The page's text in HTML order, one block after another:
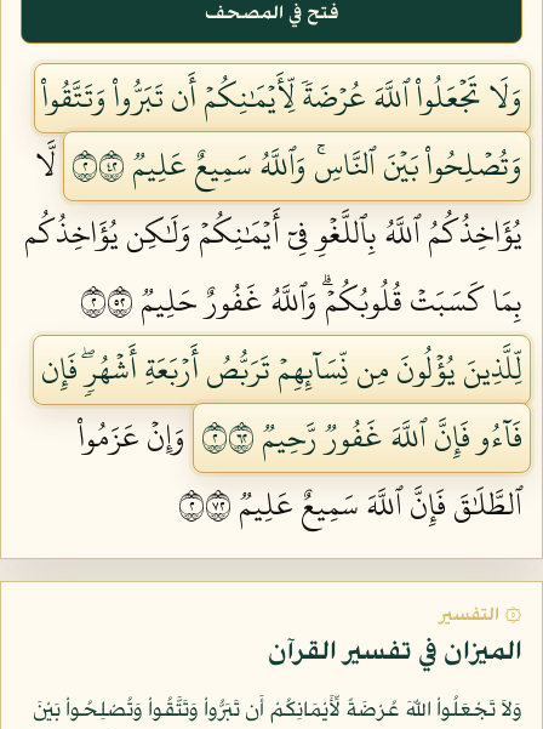
فتح في المصحف
وَلَا تَجۡعَلُواْ ٱللَّهَ عُرۡضَةٗ لِّأَيۡمَٰنِكُمۡ أَن تَبَرُّواْ وَتَتَّقُواْ
وَتُصۡلِحُواْ بَيۡنَ ٱلنَّاسِۚ وَٱللَّهُ سَمِيعٌ عَلِيمٞ ٢٢٤
لَّا
يُؤَاخِذُكُمُ ٱللَّهُ بِٱللَّغۡوِ فِيٓ أَيۡمَٰنِكُمۡ وَلَٰكِن يُؤَاخِذُكُم
بِمَا كَسَبَتۡ قُلُوبُكُمۡۗ وَٱللَّهُ غَفُورٌ حَلِيمٞ ٢٢٥
لِّلَّذِينَ يُؤۡلُونَ مِن نِّسَآئِهِمۡ تَرَبُّصُ أَرۡبَعَةِ أَشۡهُرٖۖ فَإِن
فَآءُو فَإِنَّ ٱللَّهَ غَفُورٞ رَّحِيمٞ ٢٢٦
وَإِنۡ عَزَمُواْ
ٱلطَّلَٰقَ فَإِنَّ ٱللَّهَ سَمِيعٌ عَلِيمٞ ٢٢٧
۞ التفسير
الميزان في تفسير القرآن
وَلاَ تَجْعَلُواْ اللّهَ عُرْضَةً لِّأَيْمَانِكُمْ أَن تَبَرُّواْ وَتَتَّقُواْ وَتُصْلِحُواْ بَيْنَ